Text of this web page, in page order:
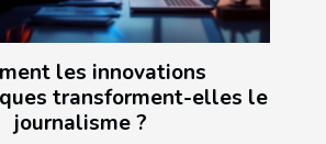
les innovations
transforment-elles le
journalisme ?